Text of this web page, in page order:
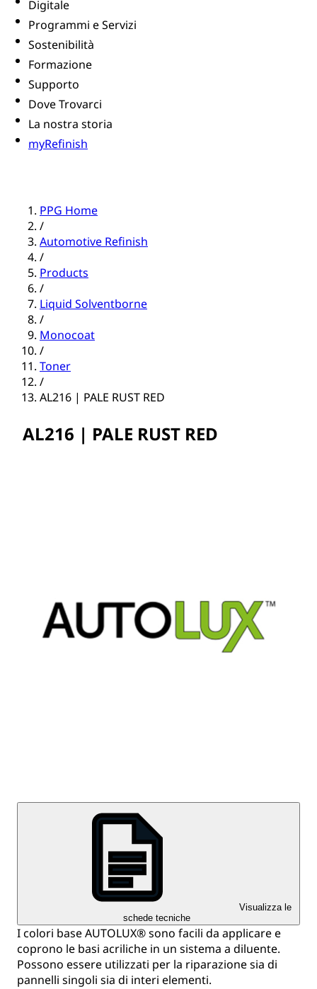
Digitale
Programmi e Servizi
Sostenibilità
Formazione
Supporto
Dove Trovarci
La nostra storia
myRefinish
PPG Home
/
Automotive Refinish
/
Products
/
Liquid Solventborne
/
Monocoat
/
Toner
/
AL216 | PALE RUST RED
AL216 | PALE RUST RED
Visualizza le
schede tecniche
I colori base AUTOLUX® sono facili da applicare e
coprono le basi acriliche in un sistema a diluente.
Possono essere utilizzati per la riparazione sia di
pannelli singoli sia di interi elementi.